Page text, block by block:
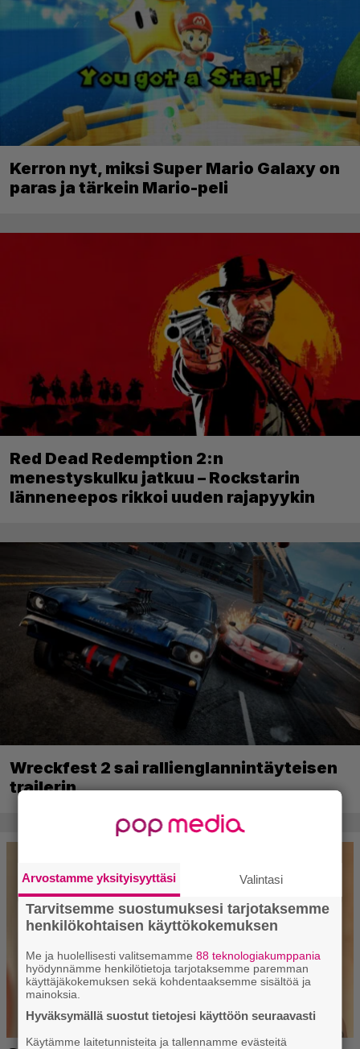
Kerron nyt, miksi Super Mario Galaxy on
paras ja tärkein Mario-peli
Red Dead Redemption 2:n
menestyskulku jatkuu – Rockstarin
länneneepos rikkoi uuden rajapyykin
Wreckfest 2 sai rallienglannintäyteisen
trailerin
Arvostamme yksityisyyttäsi Valintasi
Tarvitsemme suostumuksesi tarjotaksemme
henkilökohtaisen käyttökokemuksen
Me ja huolellisesti valitsemamme88 teknologiakumppania
hyödynnämme henkilötietoja tarjotaksemme paremman
käyttäjäkokemuksen sekä kohdentaaksemme sisältöä ja
mainoksia.
Hyväksymällä suostut tietojesi käyttöön seuraavasti
Käytämme laitetunnisteita ja tallennamme evästeitä